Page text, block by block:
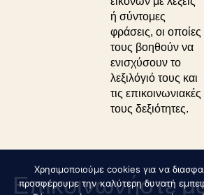
ή σύντομες
φράσεις, οι οποίες
τους βοηθούν να
ενισχύσουν το
λεξιλόγιό τους και
τις επικοινωνιακές
τους δεξιότητες.
Επικοινωνήστε
Χρησιμοποιούμε cookies για να
προσφέρουμε την καλύτερη δυνατή